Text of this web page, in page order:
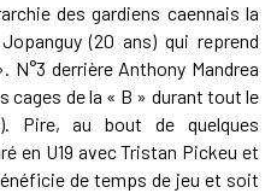
des gardiens caennais la
(20 ans) qui reprend
derrière Anthony Mandrea
cages de la « B » durant tout le
Pire, au bout de quelques
en U19 avec Tristan Pickeu et
de temps de jeu et soit